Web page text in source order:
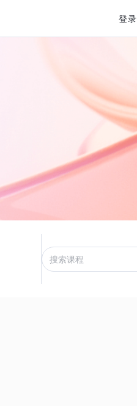
登录